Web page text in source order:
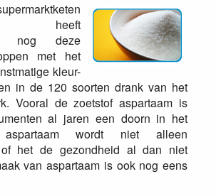
nog deze
met het
kleur-
in de 120 soorten drank van het
Vooral de zoetstof aspartaam is
al jaren een doorn in het
wordt niet alleen
of het de gezondheid al dan niet
van aspartaam is ook nog eens